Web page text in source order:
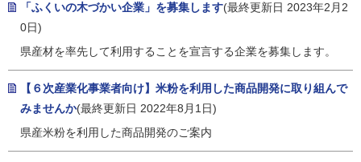
「ふくいの木づかい企業」を募集します(最終更新日 2023年2月2
0日)
県産材を率先して利用することを宣言する企業を募集します。
【６次産業化事業者向け】米粉を利用した商品開発に取り組んで
みませんか(最終更新日 2022年8月1日)
県産米粉を利用した商品開発のご案内